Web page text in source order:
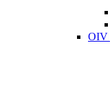
OIV